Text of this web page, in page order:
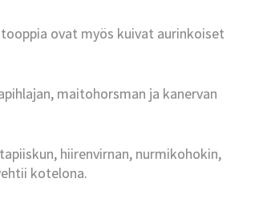
ovat myös kuivat aurinkoiset
maitohorsman ja kanervan
hiirenvirnan, nurmikohokin,
kotelona.